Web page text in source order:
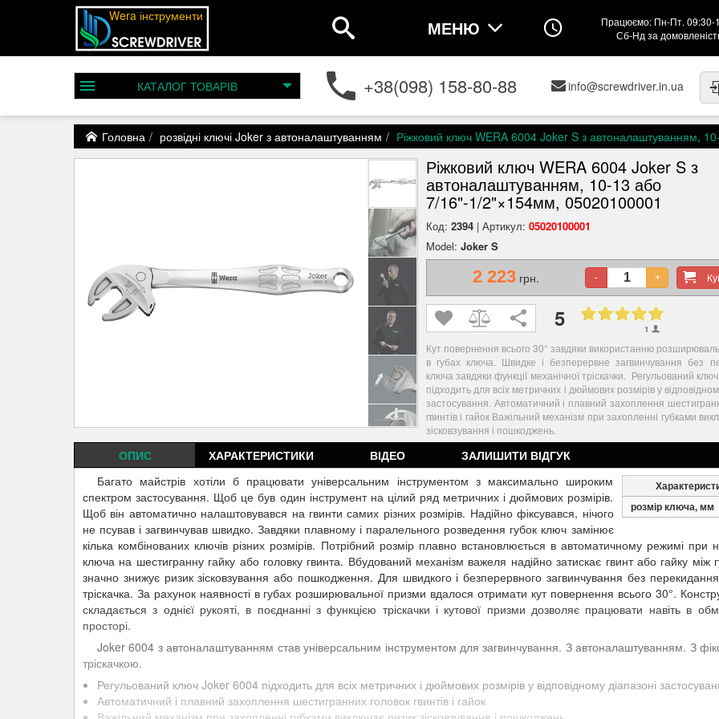
Wera інструменти
МЕНЮ
Працюємо: Пн-Пт. 09:30-
Сб-Нд за
КАТАЛОГ ТОВАРІВ +38(098) 158-80-88 info@screwdriver.in.ua
Головна розвідні ключі Joker з автоналаштуванням Ріжковий ключ WERA 6004 Joker S з автоналаштуванням,
Ріжковий ключ WERA 6004 Joker S з
автоналаштуванням, 10-13 або
7/16"-1/2"×154мм, 05020100001
Код: 2394| Артикул: 05020100001
Model: Joker S
2 223 грн. - +
5 1
Кут повернення всього 30° завдяки використанню
в губах ключа. Швидке і безперервне загвинчування без
ключа завдяки функції механічної тріскачки. Регульований
підходить для всіх метричних і дюймових розмірів у
застосування. Автоматичний і плавний захоплення
гвинтів і гайок Важільний механізм при захопленні губками
зісковзування і пошкоджень.
ОПИС ХАРАКТЕРИСТИКИ ВІДЕО ЗАЛИШИТИ ВІДГУК
розмір ключа, мм
Багато майстрів хотіли б працювати універсальним інструментом з максимально широким
спектром застосування. Щоб це був один інструмент на цілий ряд метричних і дюймових розмірів.
Щоб він автоматично налаштовувався на гвинти самих різних розмірів. Надійно фіксувався, нічого
не псував і загвинчував швидко. Завдяки плавному і паралельного розведення губок ключ замінює
кілька комбінованих ключів різних розмірів. Потрібний розмір плавно встановлюється в автоматичному режимі при
ключа на шестигранну гайку або головку гвинта. Вбудований механізм важеля надійно затискає гвинт або гайку між
значно знижує ризик зісковзування або пошкодження. Для швидкого і безперервного загвинчування без
тріскачка. За рахунок наявності в губах розширювальної призми вдалося отримати кут повернення всього 30°.
складається з однієї рукояті, в поєднанні з функцією тріскачки і кутової призми дозволяє працювати навіть в
просторі.
Joker 6004 з автоналаштуванням став універсальним інструментом для загвинчування. З автоналаштуванням. З
тріскачкою.
Регульований ключ Joker 6004 підходить для всіх метричних і дюймових розмірів у відповідному діапазоні
Автоматичний і плавний захоплення шестигранних головок гвинтів і гайок